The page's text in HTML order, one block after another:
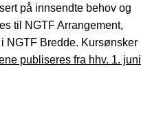
på innsendte behov og
til NGTF Arrangement,
NGTF Bredde. Kursønsker
publiseres fra hhv. 1. juni